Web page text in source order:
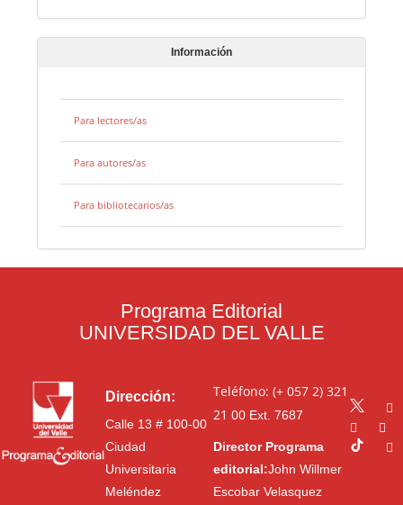
Información
Para lectores/as
Para autores/as
Para bibliotecarios/as
Programa Editorial
UNIVERSIDAD DEL VALLE
Dirección:
Calle 13 # 100-00
Ciudad
Universitaria
Meléndez
Teléfono: (+ 057 2) 321
21 00Ext. 7687
Director Programa
editorial:John Willmer
Escobar Velasquez